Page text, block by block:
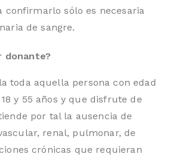
confirmarlo sólo es necesaria
de sangre.
donante?
toda aquella persona con edad
y 55 años y que disfrute de
por tal la ausencia de
renal, pulmonar, de
crónicas que requieran